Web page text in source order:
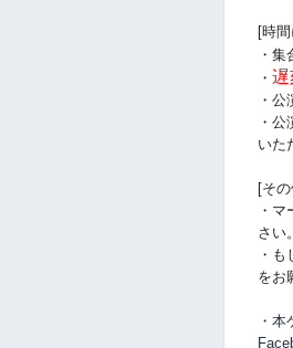
[時
・集
・ 遅
・
・公
いた
[その
・
さい
・
をお
・